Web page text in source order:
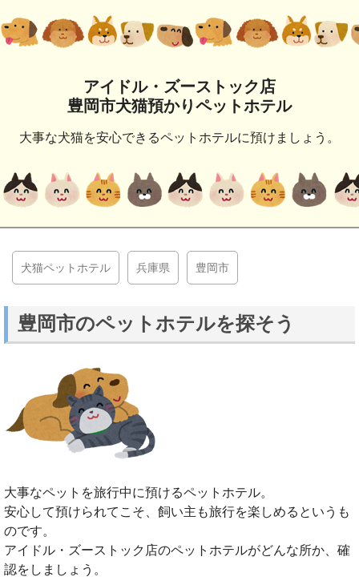
アイドル・ズーストック店
豊岡市犬猫預かりペットホテル
大事な犬猫を安心できるペットホテルに預けましょう。
犬猫ペットホテル 兵庫県 豊岡市
豊岡市のペットホテルを探そう
大事なペットを旅行中に預けるペットホテル。
安心して預けられてこそ、飼い主も旅行を楽しめるというも
のです。
アイドル・ズーストック店のペットホテルがどんな所か、確
認をしましょう。